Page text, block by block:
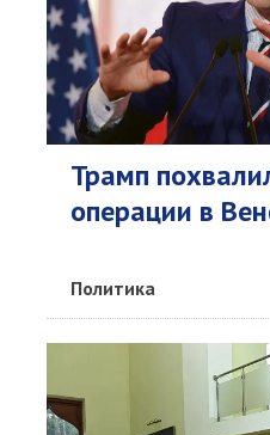
Трамп
операции в
Политика